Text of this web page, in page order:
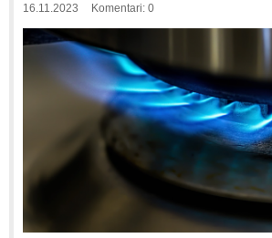
16.11.2023 Komentari: 0